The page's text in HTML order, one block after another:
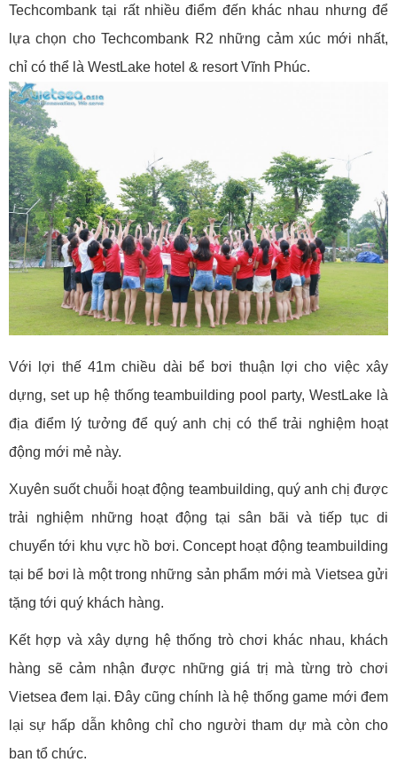
Techcombank tại rất nhiều điểm đến khác nhau nhưng để
lựa chọn cho Techcombank R2 những cảm xúc mới nhất,
chỉ có thể là WestLake hotel & resort Vĩnh Phúc.
Với lợi thế 41m chiều dài bể bơi thuận lợi cho việc xây
dựng, set up hệ thống teambuilding pool party, WestLake là
địa điểm lý tưởng để quý anh chị có thể trải nghiệm hoạt
động mới mẻ này.
Xuyên suốt chuỗi hoạt động teambuilding, quý anh chị được
trải nghiệm những hoạt động tại sân bãi và tiếp tục di
chuyển tới khu vực hồ bơi. Concept hoạt động teambuilding
tại bể bơi là một trong những sản phẩm mới mà Vietsea gửi
tặng tới quý khách hàng.
Kết hợp và xây dựng hệ thống trò chơi khác nhau, khách
hàng sẽ cảm nhận được những giá trị mà từng trò chơi
Vietsea đem lại. Đây cũng chính là hệ thống game mới đem
lại sự hấp dẫn không chỉ cho người tham dự mà còn cho
ban tổ chức.